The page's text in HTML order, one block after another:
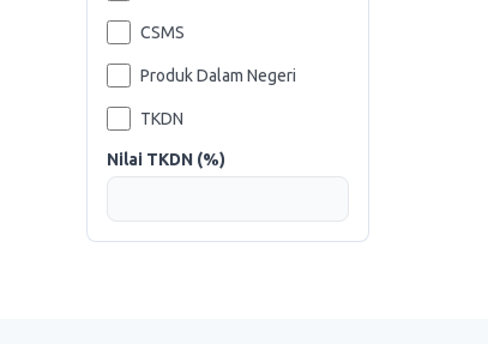
CSMS
Produk Dalam Negeri
TKDN
Nilai TKDN (%)